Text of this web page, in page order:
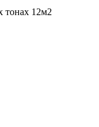
тонах 12м2